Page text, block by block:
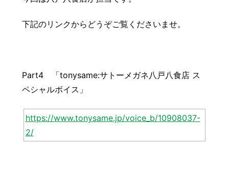
下記のリンクからどうぞご覧くださいませ。
Part4 「tonysame:サトーメガネ八戸八食店 ス
ペシャルボイス」
https://www.tonysame.jp/voice_b/10908037-
2/